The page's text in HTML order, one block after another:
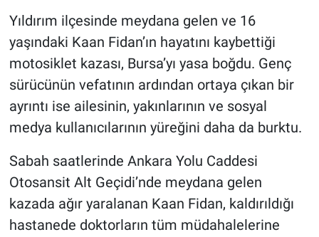
Yıldırım ilçesinde meydana gelen ve 16
yaşındaki Kaan Fidan’ın hayatını kaybettiği
motosiklet kazası, Bursa’yı yasa boğdu. Genç
sürücünün vefatının ardından ortaya çıkan bir
ayrıntı ise ailesinin, yakınlarının ve sosyal
medya kullanıcılarının yüreğini daha da burktu.
Sabah saatlerinde Ankara Yolu Caddesi
Otosansit Alt Geçidi’nde meydana gelen
kazada ağır yaralanan Kaan Fidan, kaldırıldığı
hastanede doktorların tüm müdahalelerine
Magazin
Siyaset
Yaşam
Spor
Nöbetçi Eczaneler